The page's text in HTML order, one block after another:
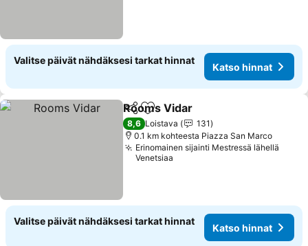
Valitse päivät nähdäksesi tarkat hinnat
Katso hinnat
Jaa Lisää suosikkeihin
Rooms Vidar
8,6 Loistava
131
0.1 km kohteesta Piazza San Marco
Erinomainen sijainti Mestressä lähellä
Venetsiaa
Valitse päivät nähdäksesi tarkat hinnat
Katso hinnat